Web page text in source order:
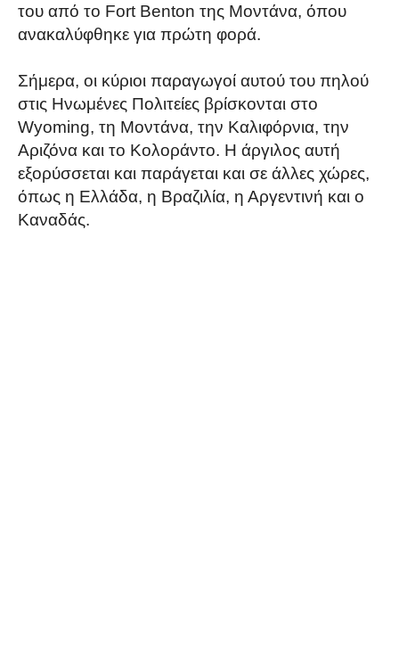
του από το Fort Benton της Μοντάνα, όπου
ανακαλύφθηκε για πρώτη φορά.
Σήμερα, οι κύριοι παραγωγοί αυτού του πηλού
στις Ηνωμένες Πολιτείες βρίσκονται στο
Wyoming, τη Μοντάνα, την Καλιφόρνια, την
Αριζόνα και το Κολοράντο. Η άργιλος αυτή
εξορύσσεται και παράγεται και σε άλλες χώρες,
όπως η Ελλάδα, η Βραζιλία, η Αργεντινή και ο
Καναδάς.